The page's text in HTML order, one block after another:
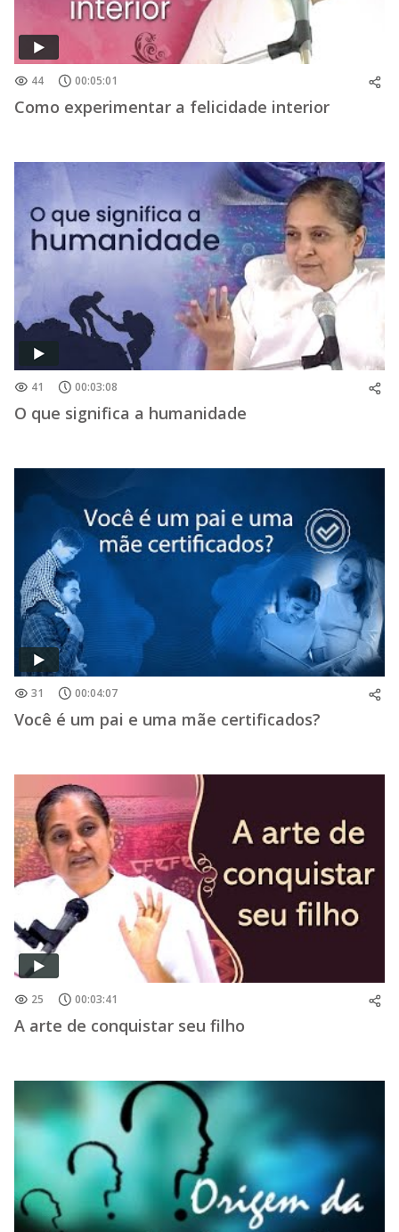
44 00:05:01
Como experimentar a felicidade interior
41 00:03:08
O que significa a humanidade
31 00:04:07
Você é um pai e uma mãe certificados?
25 00:03:41
A arte de conquistar seu filho